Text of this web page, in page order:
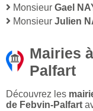
Monsieur Gael
Monsieur Julien
Mairies
Palfart
Découvrez les
de Febvin-Palfart